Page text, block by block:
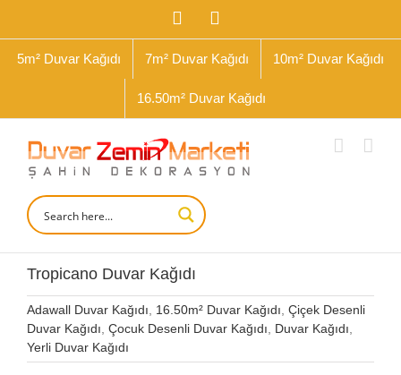
Facebook
5m² Duvar Kağıdı 7m² Duvar Kağıdı 10m² Duvar Kağıdı
16.50m² Duvar Kağıdı
Tropicano Duvar Kağıdı
Adawall Duvar Kağıdı 16.50m² Duvar Kağıdı Çiçek Desenli
Duvar Kağıdı Çocuk Desenli Duvar Kağıdı Duvar Kağıdı
Yerli Duvar Kağıdı